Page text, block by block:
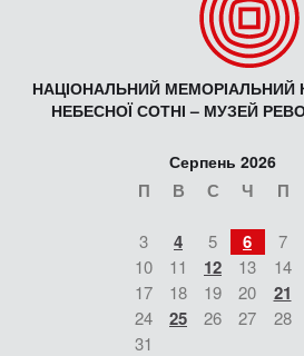
НАЦІОНАЛЬНИЙ МЕМОРІАЛЬНИЙ
НЕБЕСНОЇ СОТНІ – МУЗЕЙ
Серпень 2026
П В С Ч П
3 4 5 6 7
10
11 12 13 14
17
18 19 20 21
24
25 26 27 28
31